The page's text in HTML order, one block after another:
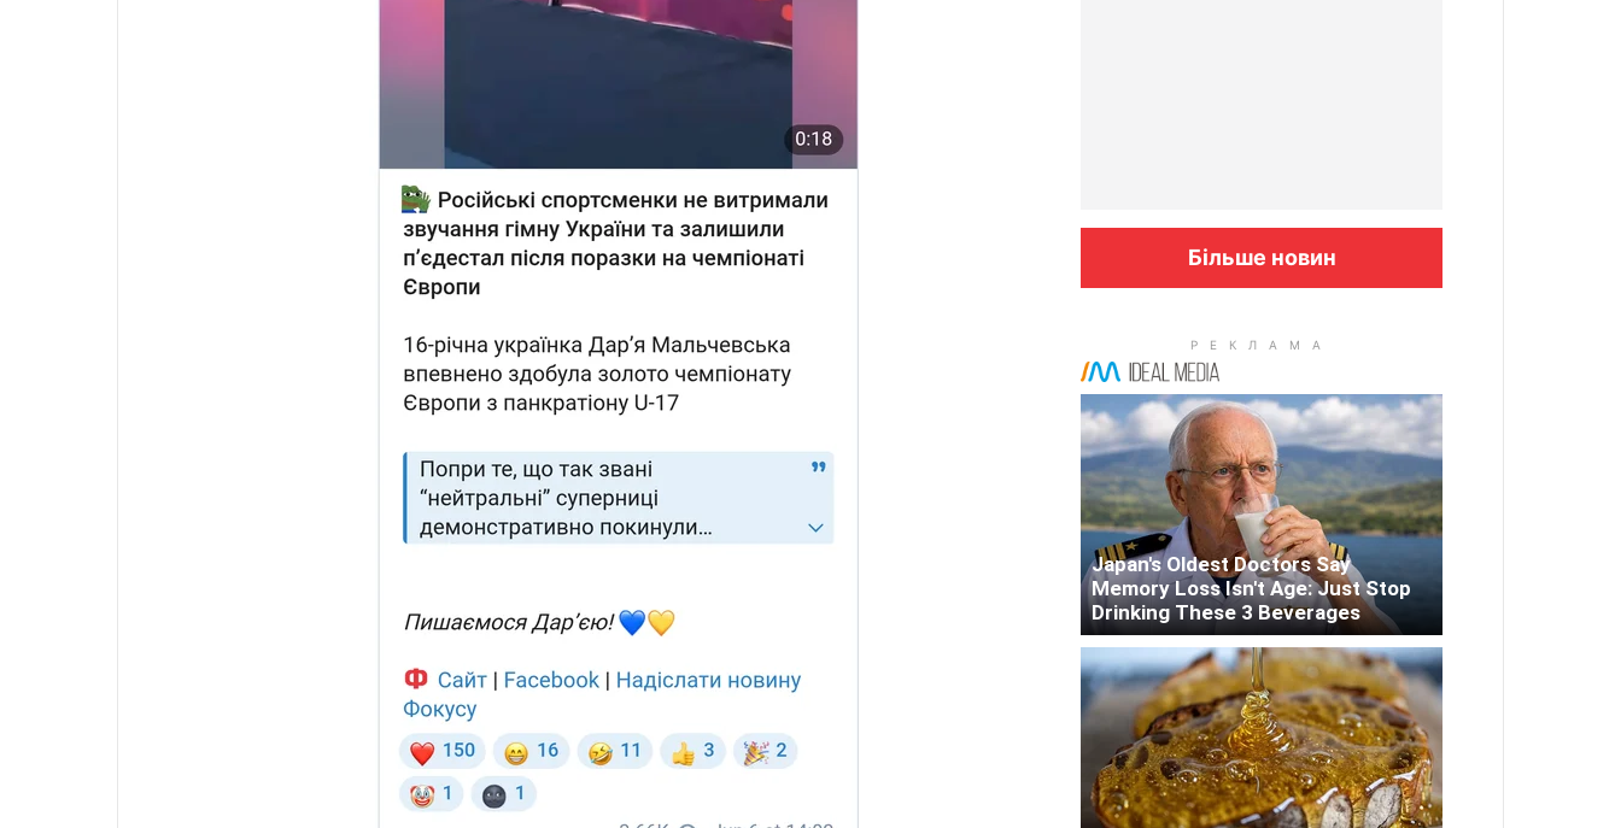
Більше новин
Japan's Oldest Doctors Say
Memory Loss Isn't Age: Just Stop
Drinking These 3 Beverages